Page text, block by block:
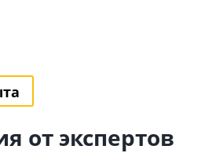
от экспертов